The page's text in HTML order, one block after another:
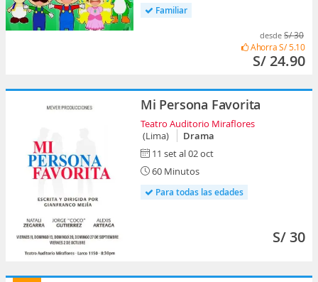
Familiar
desde S/ 30
AhorraS/ 5.10
S/ 24.90
Mi Persona Favorita
Teatro Auditorio Miraflores
(Lima)
Drama
11 set al 02 oct
60 Minutos
Para todas las edades
S/ 30